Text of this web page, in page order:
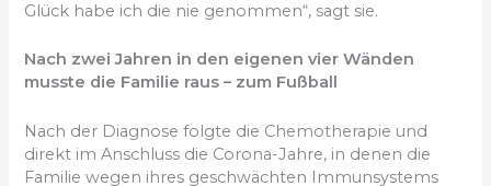
Glück habe ich die nie genommen“, sagt sie.
Nach zwei Jahren in den eigenen vier Wänden
musste die Familie raus – zum Fußball
Nach der Diagnose folgte die Chemotherapie und
direkt im Anschluss die Corona-Jahre, in denen die
Familie wegen ihres geschwächten Immunsystems